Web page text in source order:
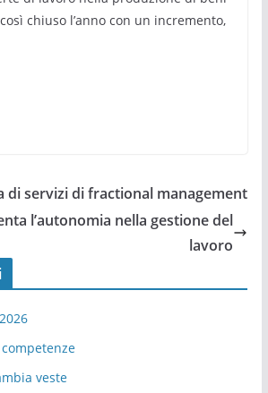
chiuso l’anno con un incremento,
di servizi di fractional management
l’autonomia nella gestione del
lavoro
veste